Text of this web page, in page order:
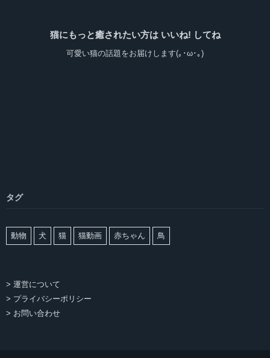
猫にもっと癒されたい方は いいね! してね
可愛い猫の話題をお届けします(｡･ω･｡)
タグ
動物 犬 猫 猫動画 赤ちゃん 鳥
> 運営について
> プライバシーポリシー
> お問い合わせ